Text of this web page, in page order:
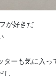
が好きだ
ターも気に入っ
し